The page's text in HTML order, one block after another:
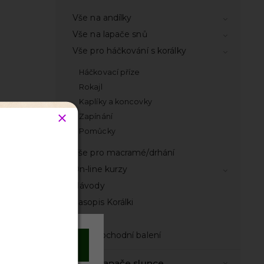
Vše na andílky
Vše na lapače snů
Vše pro háčkování s korálky
Háčkovací příze
Rokajl
Kaplíky a koncovky
Zapínání
Pomůcky
Vše pro macramé/drhání
On-line kurzy
Návody
Časopis Korálki
Velkoobchodní balení